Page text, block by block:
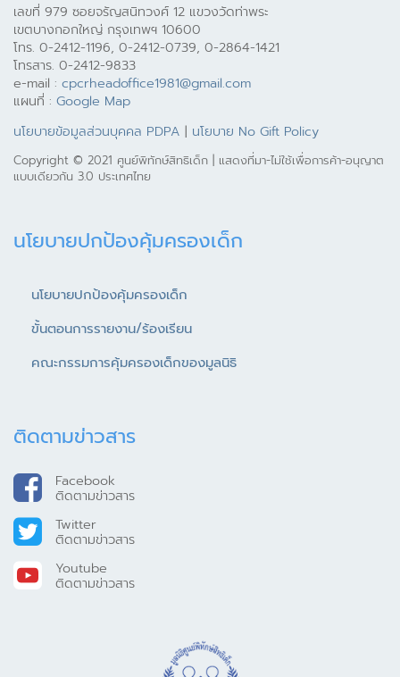
เลขที่ 979 ซอยจรัญสนิทวงศ์ 12 แขวงวัดท่าพระ
เขตบางกอกใหญ่ กรุงเทพฯ 10600
โทร. 0-2412-1196, 0-2412-0739, 0-2864-1421
โทรสาร. 0-2412-9833
e-mail : cpcrheadoffice1981@gmail.com
แผนที่ : Google Map
นโยบายข้อมูลส่วนบุคคล PDPA | นโยบาย No Gift Policy
Copyright © 2021 ศูนย์พิทักษ์สิทธิเด็ก | แสดงที่มา-ไม่ใช้เพื่อการค้า-อนุญาต
แบบเดียวกัน 3.0 ประเทศไทย
นโยบายปกป้องคุ้มครองเด็ก
นโยบายปกป้องคุ้มครองเด็ก
ขั้นตอนการรายงาน/ร้องเรียน
คณะกรรมการคุ้มครองเด็กของมูลนิธิ
ติดตามข่าวสาร
Facebook
ติดตามข่าวสาร
Twitter
ติดตามข่าวสาร
Youtube
ติดตามข่าวสาร